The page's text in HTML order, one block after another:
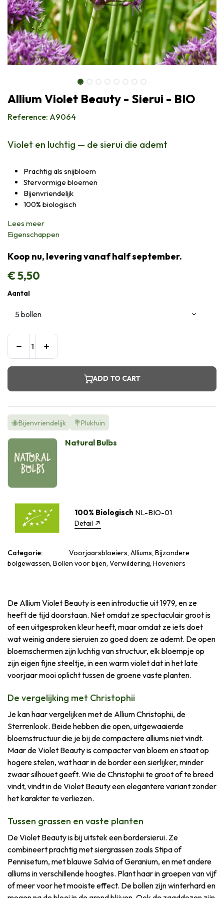
Allium Violet Beauty - Sierui - BIO
Reference: A9064
Violet en luchtig — de sierui die ademt
Prachtig als snijbloem
Stervormige bloemen
Bijenvriendelijk
100% biologisch
Lees meer
Eigenschappen
Koop nu, levering vanaf half september.
€5,50
Aantal
ADD TO CART
🐝Bijenvriendelijk 💐Pluktuin
Natural Bulbs
100% Biologisch NL-BIO-01
Detail
Categorie:
Voorjaarsbloeiers, Alliums, Bijzondere
bolgewassen, Bollen voor bijen, Verwildering, Hoveniers
De Allium Violet Beauty is een introductie uit 1979, en ze
heeft de tijd doorstaan. Niet omdat ze spectaculair groot is
of een uitgesproken kleur heeft, maar omdat ze iets doet
wat weinig andere sieruien zo goed doen: ze ademt. De open
bloemschermen zijn luchtig van structuur, elk bloempje op
zijn eigen fijne steeltje, in een warm violet dat in het late
voorjaar mooi oplicht tussen de groene vaste planten.
De vergelijking met Christophii
Je kan haar vergelijken met de Allium Christophii, de
Sterrenlook. Beide hebben die open, uitgewaaierde
bloemstructuur die je bij de compactere alliums niet vindt.
Maar de Violet Beauty is compacter van bloem en staat op
hogere stelen, wat haar in de border een sierlijker, minder
zwaar silhouet geeft. Wie de Christophii te groot of te breed
vindt, vindt in de Violet Beauty een elegantere variant zonder
het karakter te verliezen.
Tussen grassen en vaste planten
De Violet Beauty is bij uitstek een bordersierui. Ze
combineert prachtig met siergrassen zoals Stipa of
Pennisetum, met blauwe Salvia of Geranium, en met andere
alliums in verschillende hoogtes. Plant haar in groepen van vijf
of meer voor het mooiste effect. De bollen zijn winterhard en